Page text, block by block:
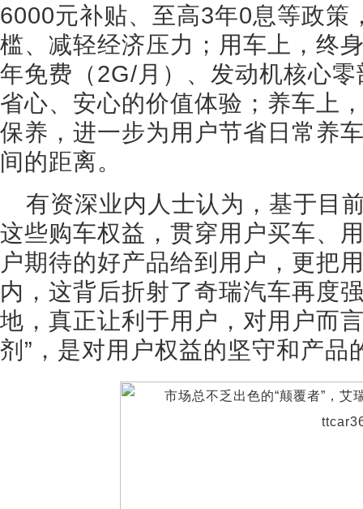
6000元补贴、至高3年0息等政策
槛、减轻经济压力；用车上，终
年免费（2G/月）、发动机核心
省心、安心的价值体验；养车上
保养，进一步为用户节省日常养
间的距离。
有资深业内人士认为，基于目
这些购车权益，贯穿用户买车、
户期待的好产品给到用户，更把
内，这背后折射了奇瑞汽车再度
地，真正让利于用户，对用户而
剂”，是对用户权益的坚守和产品